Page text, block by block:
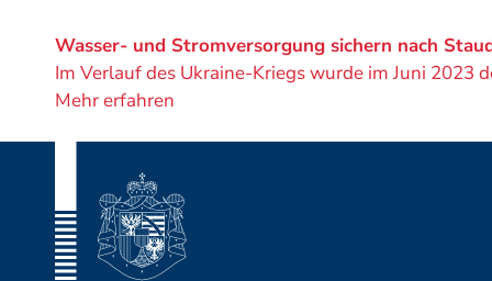
von
Wasser- und Stromversorgung sichern nach
Im Verlauf des Ukraine-Kriegs wurde im Juni 2023
Mehr erfahren
Fusszeile